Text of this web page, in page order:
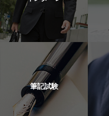
筆記試験